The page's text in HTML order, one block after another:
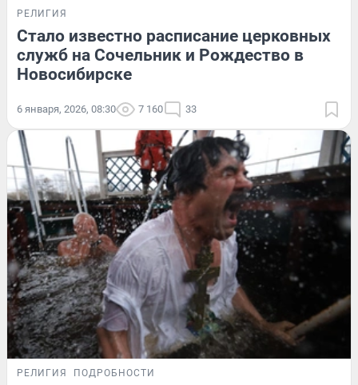
РЕЛИГИЯ
Стало известно расписание церковных
служб на Сочельник и Рождество в
Новосибирске
6 января, 2026, 08:30 7 160 33
РЕЛИГИЯ ПОДРОБНОСТИ